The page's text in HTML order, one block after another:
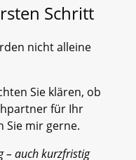
Schritt
nicht alleine
Sie klären, ob
für Ihr
Sie mir gerne.
– auch kurzfristig